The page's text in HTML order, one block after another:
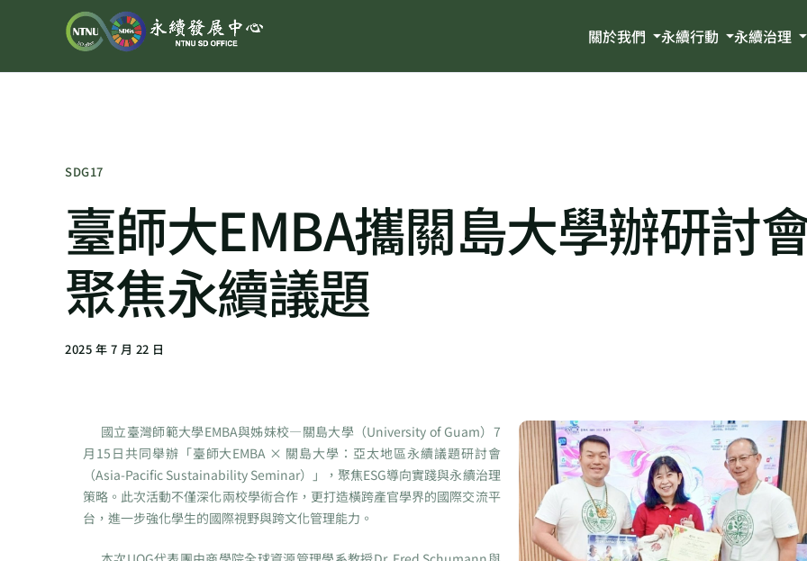
關於我們 永續行動 永續治理
SDG17
臺師大EMBA攜關島大學辦研討
聚焦永續議題
2025 年 7 月 22 日
國立臺灣師範大學EMBA與姊妹校—關島大學（University of Guam）7
月15日共同舉辦「臺師大EMBA × 關島大學：亞太地區永續議題研討會
（Asia-Pacific Sustainability Seminar）」，聚焦ESG導向實踐與永續治理
策略。此次活動不僅深化兩校學術合作，更打造橫跨產官學界的國際交流平
台，進一步強化學生的國際視野與跨文化管理能力。